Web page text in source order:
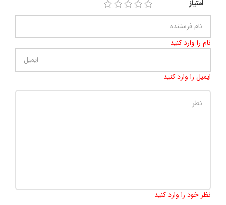
امتیاز
نام را وارد کنید
ایمیل را وارد کنید
نظر خود را وارد کنید